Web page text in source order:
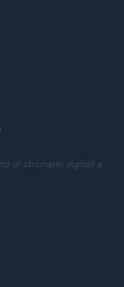
di strumenti digitali e